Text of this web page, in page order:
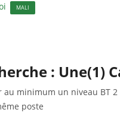
MALI
: Une(1)
au minimum un niveau
poste